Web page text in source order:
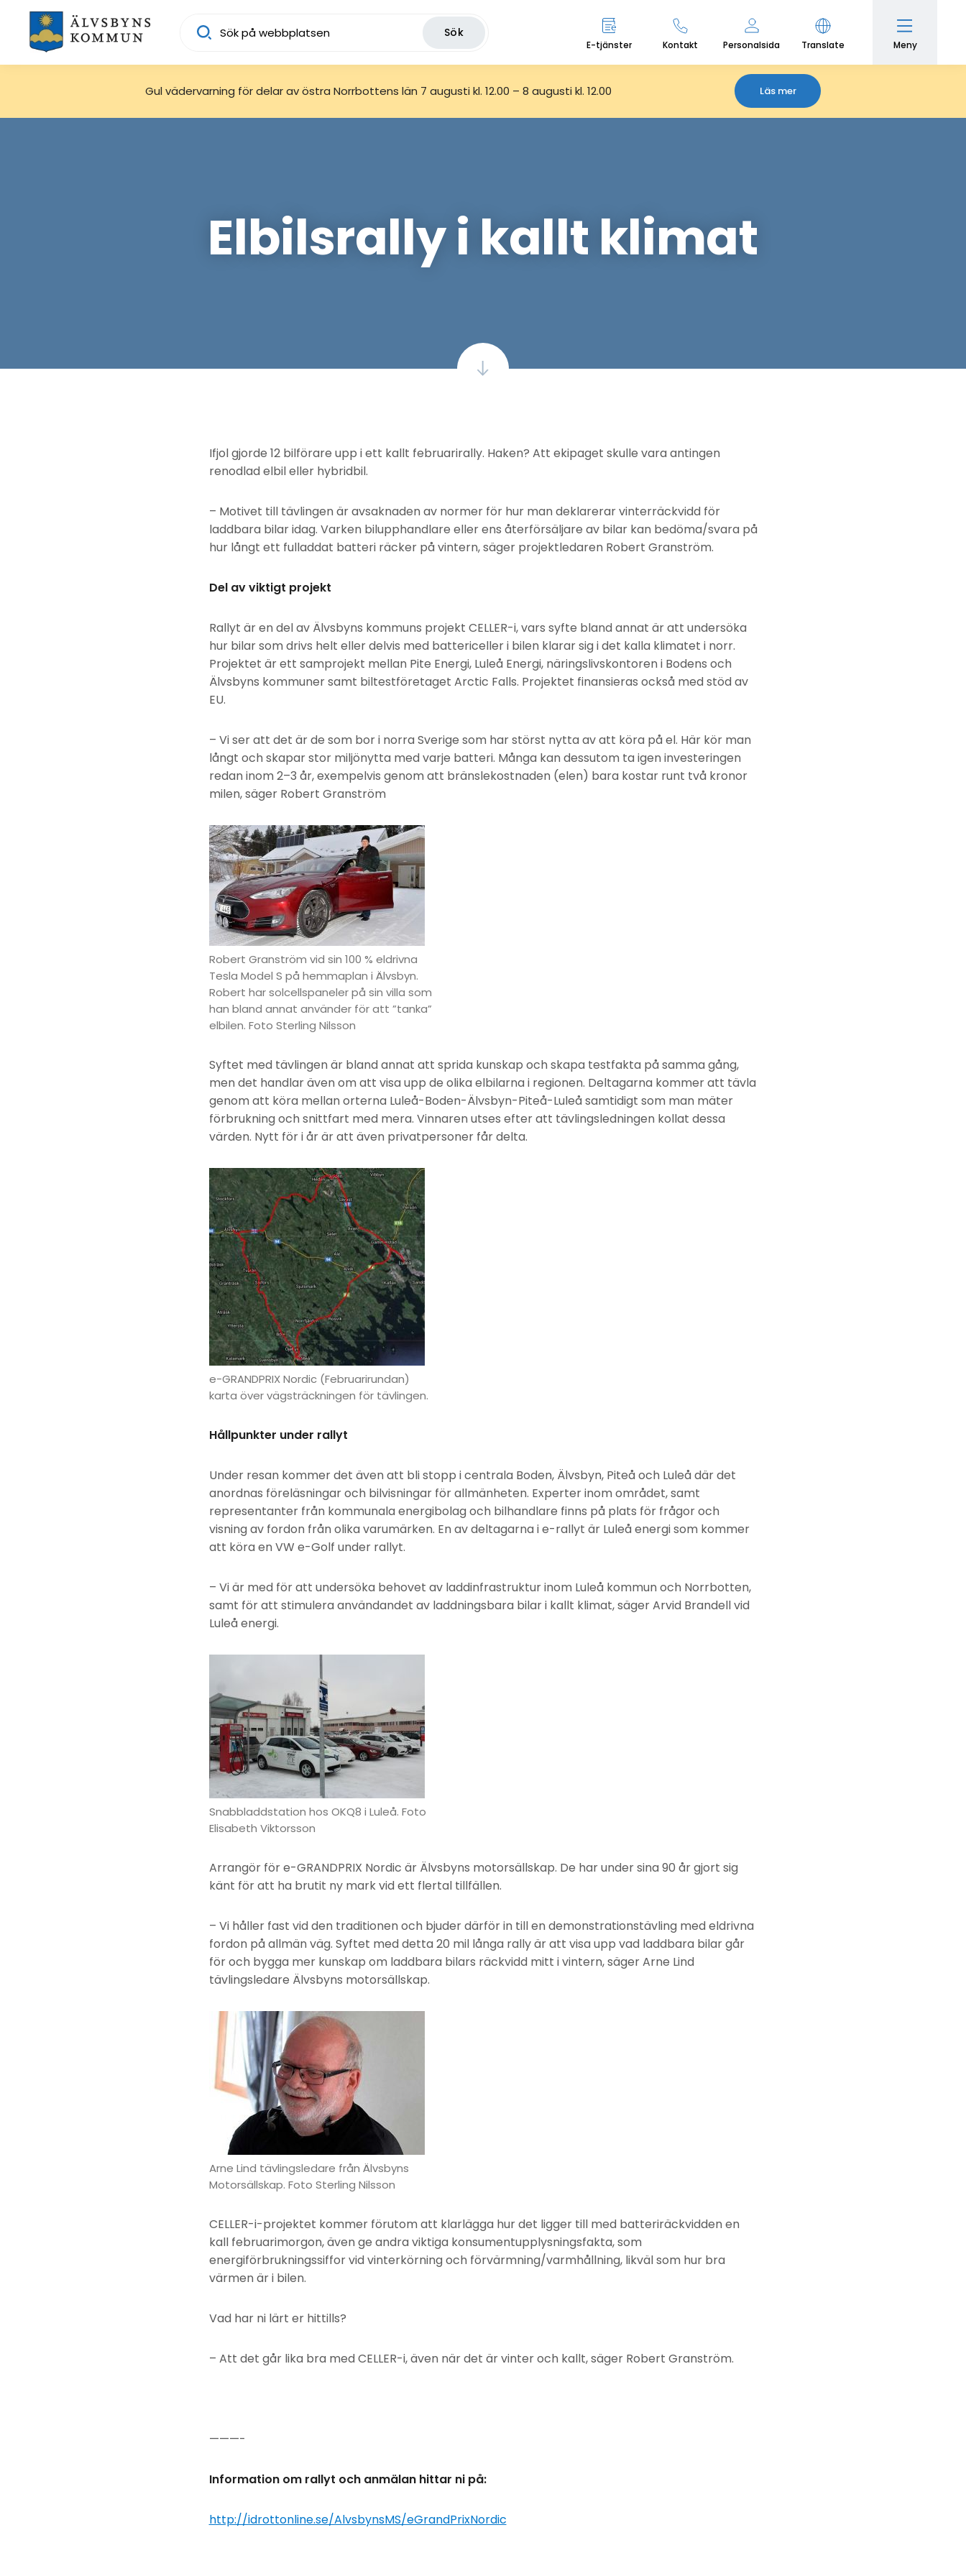
Sök
E-tjänster Kontakt Personalsida Translate Meny
Gul vädervarning för delar av östra Norrbottens län 7 augusti kl. 12.00 – 8 augusti kl. 12.00 Läs mer
Elbilsrally i kallt klimat
Ifjol gjorde 12 bilförare upp i ett kallt februarirally. Haken? Att ekipaget skulle vara antingen
renodlad elbil eller hybridbil.
– Motivet till tävlingen är avsaknaden av normer för hur man deklarerar vinterräckvidd för
laddbara bilar idag. Varken bilupphandlare eller ens återförsäljare av bilar kan bedöma/svara på
hur långt ett fulladdat batteri räcker på vintern, säger projektledaren Robert Granström.
Del av viktigt projekt
Rallyt är en del av Älvsbyns kommuns projekt CELLER-i, vars syfte bland annat är att undersöka
hur bilar som drivs helt eller delvis med battericeller i bilen klarar sig i det kalla klimatet i norr.
Projektet är ett samprojekt mellan Pite Energi, Luleå Energi, näringslivskontoren i Bodens och
Älvsbyns kommuner samt biltestföretaget Arctic Falls. Projektet finansieras också med stöd av
EU.
– Vi ser att det är de som bor i norra Sverige som har störst nytta av att köra på el. Här kör man
långt och skapar stor miljönytta med varje batteri. Många kan dessutom ta igen investeringen
redan inom 2–3 år, exempelvis genom att bränslekostnaden (elen) bara kostar runt två kronor
milen, säger Robert Granström
Robert Granström vid sin 100 % eldrivna
Tesla Model S på hemmaplan i Älvsbyn.
Robert har solcellspaneler på sin villa som
han bland annat använder för att ”tanka”
elbilen. Foto Sterling Nilsson
Syftet med tävlingen är bland annat att sprida kunskap och skapa testfakta på samma gång,
men det handlar även om att visa upp de olika elbilarna i regionen. Deltagarna kommer att tävla
genom att köra mellan orterna Luleå-Boden-Älvsbyn-Piteå-Luleå samtidigt som man mäter
förbrukning och snittfart med mera. Vinnaren utses efter att tävlingsledningen kollat dessa
värden. Nytt för i år är att även privatpersoner får delta.
e-GRANDPRIX Nordic (Februarirundan)
karta över vägsträckningen för tävlingen.
Hållpunkter under rallyt
Under resan kommer det även att bli stopp i centrala Boden, Älvsbyn, Piteå och Luleå där det
anordnas föreläsningar och bilvisningar för allmänheten. Experter inom området, samt
representanter från kommunala energibolag och bilhandlare finns på plats för frågor och
visning av fordon från olika varumärken. En av deltagarna i e-rallyt är Luleå energi som kommer
att köra en VW e-Golf under rallyt.
– Vi är med för att undersöka behovet av laddinfrastruktur inom Luleå kommun och Norrbotten,
samt för att stimulera användandet av laddningsbara bilar i kallt klimat, säger Arvid Brandell vid
Luleå energi.
Snabbladdstation hos OKQ8 i Luleå. Foto
Elisabeth Viktorsson
Arrangör för e-GRANDPRIX Nordic är Älvsbyns motorsällskap. De har under sina 90 år gjort sig
känt för att ha brutit ny mark vid ett flertal tillfällen.
– Vi håller fast vid den traditionen och bjuder därför in till en demonstrationstävling med eldrivna
fordon på allmän väg. Syftet med detta 20 mil långa rally är att visa upp vad laddbara bilar går
för och bygga mer kunskap om laddbara bilars räckvidd mitt i vintern, säger Arne Lind
tävlingsledare Älvsbyns motorsällskap.
Arne Lind tävlingsledare från Älvsbyns
Motorsällskap. Foto Sterling Nilsson
CELLER-i-projektet kommer förutom att klarlägga hur det ligger till med batteriräckvidden en
kall februarimorgon, även ge andra viktiga konsumentupplysningsfakta, som
energiförbrukningssiffor vid vinterkörning och förvärmning/varmhållning, likväl som hur bra
värmen är i bilen.
Vad har ni lärt er hittills?
– Att det går lika bra med CELLER-i, även när det är vinter och kallt, säger Robert Granström.
———-
Information om rallyt och anmälan hittar ni på:
http://idrottonline.se/AlvsbynsMS/eGrandPrixNordic